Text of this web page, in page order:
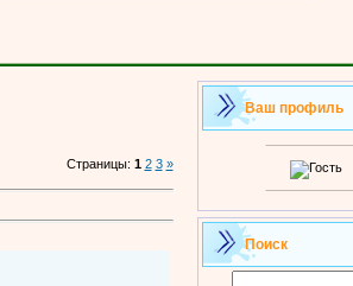
Страницы: 1 2 3 »
Ваш профиль
Поиск